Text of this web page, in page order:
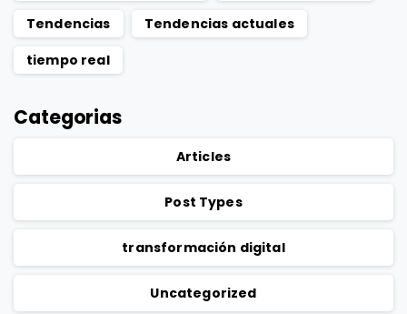
Tendencias
Tendencias actuales
tiempo real
Categorias
Articles
Post Types
transformación digital
Uncategorized